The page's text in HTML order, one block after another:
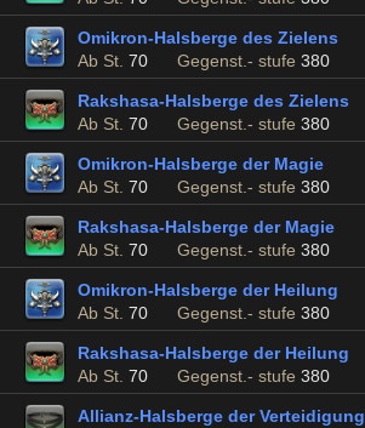
Omikron-Halsberge des Zielens
Ab St. 70 Gegenst.- stufe 380
Rakshasa-Halsberge des Zielens
Ab St. 70 Gegenst.- stufe 380
Omikron-Halsberge der Magie
Ab St. 70 Gegenst.- stufe 380
Rakshasa-Halsberge der Magie
Ab St. 70 Gegenst.- stufe 380
Omikron-Halsberge der Heilung
Ab St. 70 Gegenst.- stufe 380
Rakshasa-Halsberge der Heilung
Ab St. 70 Gegenst.- stufe 380
Allianz-Halsberge der Verteidigung